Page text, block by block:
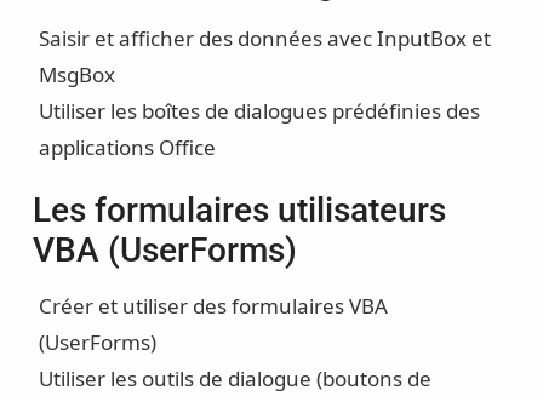
Saisir et afficher des données avec InputBox et
MsgBox
Utiliser les boîtes de dialogues prédéfinies des
applications Office
Les formulaires utilisateurs
VBA (UserForms)
Créer et utiliser des formulaires VBA
(UserForms)
Utiliser les outils de dialogue (boutons de